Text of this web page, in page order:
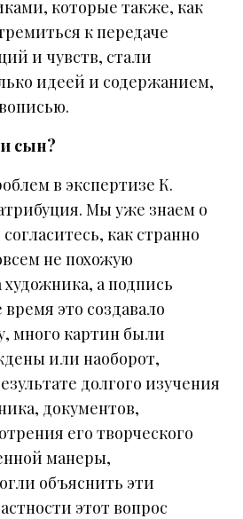
которые также, как
к передаче
и чувств, стали
идеей и содержанием,
сын?
в экспертизе К.
Мы уже знаем о
как странно
не похожую
а подпись
это создавало
много картин были
или наоборот,
долгого изучения
документов,
его творческого
манеры,
объяснить эти
этот вопрос